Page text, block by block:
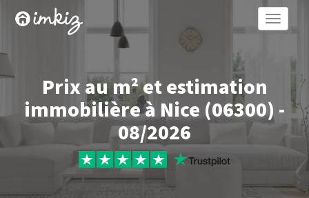
Toggle
Prix au m² et estimation
immobilière à Nice (06300) -
08/2026